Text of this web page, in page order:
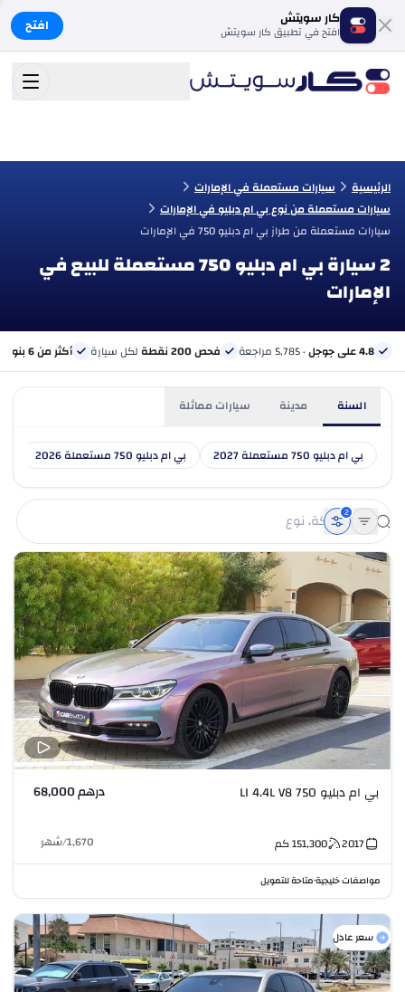
كار سويتش
افتح في تطبيق كار سويتش افتح
الرئيسية
سيارات مستعملة في الإمارات
سيارات مستعملة من نوع بي ام دبليو في الإمارات
سيارات مستعملة من طراز بي ام دبليو 750 في الإمارات
2 سيارة بي ام دبليو 750 مستعملة للبيع في
الإمارات
4.8 على جوجل · 5,785 مراجعة فحص 200 نقطة لكل سيارة أكثر من 6 بنوك
السنة مدينة سيارات مماثلة
بي ام دبليو 750 مستعملة 2027 بي ام دبليو 750 مستعملة 2026
2
بي ام دبليو 750 LI 4.4L V8 درهم 68,000
2017
151,300كم 1,670
/شهر
مواصفات خليجية•متاحة للتمويل
سعر عادل